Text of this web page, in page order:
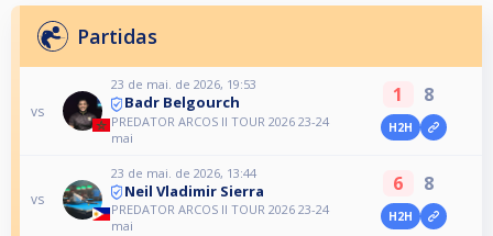
Partidas
vs
23 de mai. de 2026, 19:53
Badr Belgourch
PREDATOR ARCOS II TOUR 2026 23-24
mai
1 8
H2H
vs
23 de mai. de 2026, 13:44
Neil Vladimir Sierra
PREDATOR ARCOS II TOUR 2026 23-24
mai
6 8
H2H